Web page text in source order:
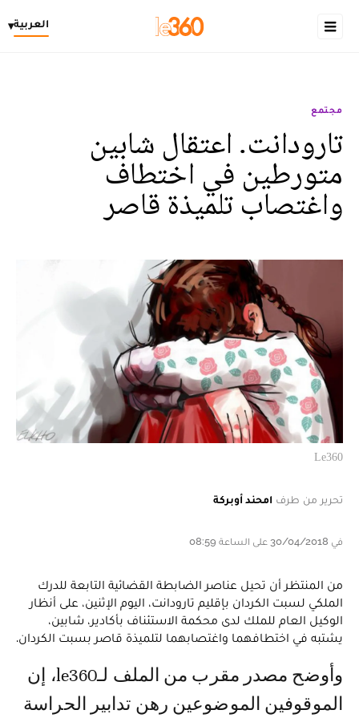
العربية▾
مجتمع
تارودانت. اعتقال شابين
متورطين في اختطاف
واغتصاب تلميذة قاصر
Le360
تحرير من طرف امحند أوبركة
في 30/04/2018 على الساعة 08:59
من المنتظر أن تحيل عناصر الضابطة القضائية التابعة للدرك
الملكي لسبت الكردان بإقليم تارودانت، اليوم الإثنين، على أنظار
الوكيل العام للملك لدى محكمة الاستئناف بأكادير، شابين،
يشتبه في اختطافهما واغتصابهما لتلميذة قاصر بسبت الكردان.
وأوضح مصدر مقرب من الملف لـle360، إن
الموقوفين الموضوعين رهن تدابير الحراسة